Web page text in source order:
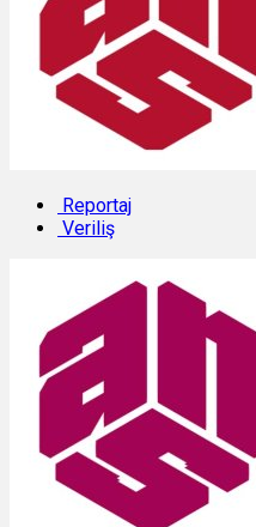
Reportaj
Veriliş